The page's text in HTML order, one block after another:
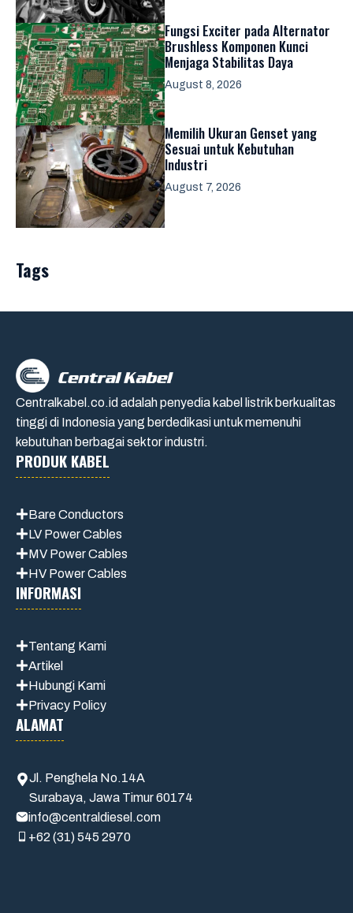
Fungsi Exciter pada Alternator
Brushless Komponen Kunci
Menjaga Stabilitas Daya
August 8, 2026
Memilih Ukuran Genset yang
Sesuai untuk Kebutuhan
Industri
August 7, 2026
Tags
Centralkabel.co.id adalah penyedia kabel listrik berkualitas
tinggi di Indonesia yang berdedikasi untuk memenuhi
kebutuhan berbagai sektor industri.
PRODUK KABEL
Bare Conductors
LV Power Cables
MV Power Cables
HV Power Cables
INFORMASI
Tentang Kami
Artikel
Hubungi Kami
Privacy Policy
ALAMAT
Jl. Penghela No.14A
Surabaya, Jawa Timur 60174
info@centraldiesel.com
+62 (31) 545 2970